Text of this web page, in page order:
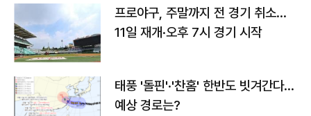
프로야구, 주말까지 전 경기 취소…
11일 재개·오후 7시 경기 시작
태풍 '돌핀'·'찬홈' 한반도 빗겨간다…
예상 경로는?